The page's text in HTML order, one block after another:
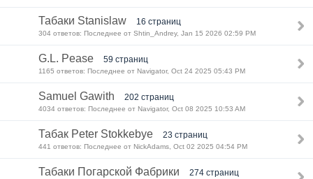
Табаки Stanislaw 16 страниц
304 ответов: Последнее от Shtin_Andrey, Jan 15 2026 02:59 PM
G.L. Pease 59 страниц
1165 ответов: Последнее от Navigator, Oct 24 2025 05:43 PM
Samuel Gawith 202 страниц
4034 ответов: Последнее от Navigator, Oct 08 2025 10:53 AM
Табак Peter Stokkebye 23 страниц
441 ответов: Последнее от NickAdams, Oct 02 2025 04:54 PM
Табаки Погарской Фабрики 274 страниц